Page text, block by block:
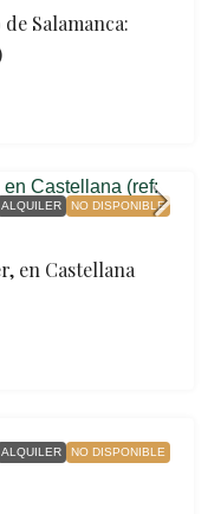
Salamanca:
ALQUILER NO DISPONIBLE
en Castellana
ALQUILER NO DISPONIBLE